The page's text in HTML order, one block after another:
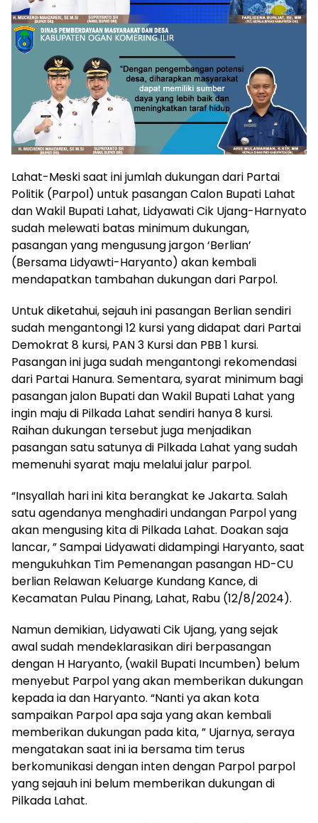
Lahat-Meski saat ini jumlah dukungan dari Partai
Politik (Parpol) untuk pasangan Calon Bupati Lahat
dan Wakil Bupati Lahat, Lidyawati Cik Ujang-Harnyato
sudah melewati batas minimum dukungan,
pasangan yang mengusung jargon ‘Berlian’
(Bersama Lidyawti-Haryanto) akan kembali
mendapatkan tambahan dukungan dari Parpol.
Untuk diketahui, sejauh ini pasangan Berlian sendiri
sudah mengantongi 12 kursi yang didapat dari Partai
Demokrat 8 kursi, PAN 3 Kursi dan PBB 1 kursi.
Pasangan ini juga sudah mengantongi rekomendasi
dari Partai Hanura. Sementara, syarat minimum bagi
pasangan jalon Bupati dan Wakil Bupati Lahat yang
ingin maju di Pilkada Lahat sendiri hanya 8 kursi.
Raihan dukungan tersebut juga menjadikan
pasangan satu satunya di Pilkada Lahat yang sudah
memenuhi syarat maju melalui jalur parpol.
“Insyallah hari ini kita berangkat ke Jakarta. Salah
satu agendanya menghadiri undangan Parpol yang
akan mengusing kita di Pilkada Lahat. Doakan saja
lancar, ” Sampai Lidyawati didampingi Haryanto, saat
mengukuhkan Tim Pemenangan pasangan HD-CU
berlian Relawan Keluarge Kundang Kance, di
Kecamatan Pulau Pinang, Lahat, Rabu (12/8/2024).
Namun demikian, Lidyawati Cik Ujang, yang sejak
awal sudah mendeklarasikan diri berpasangan
dengan H Haryanto, (wakil Bupati Incumben) belum
menyebut Parpol yang akan memberikan dukungan
kepada ia dan Haryanto. “Nanti ya akan kota
sampaikan Parpol apa saja yang akan kembali
memberikan dukungan pada kita, ” Ujarnya, seraya
mengatakan saat ini ia bersama tim terus
berkomunikasi dengan inten dengan Parpol parpol
yang sejauh ini belum memberikan dukungan di
Pilkada Lahat.